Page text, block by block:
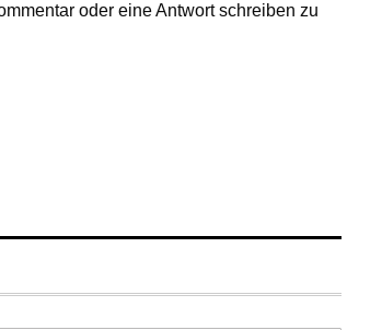
oder eine Antwort schreiben zu